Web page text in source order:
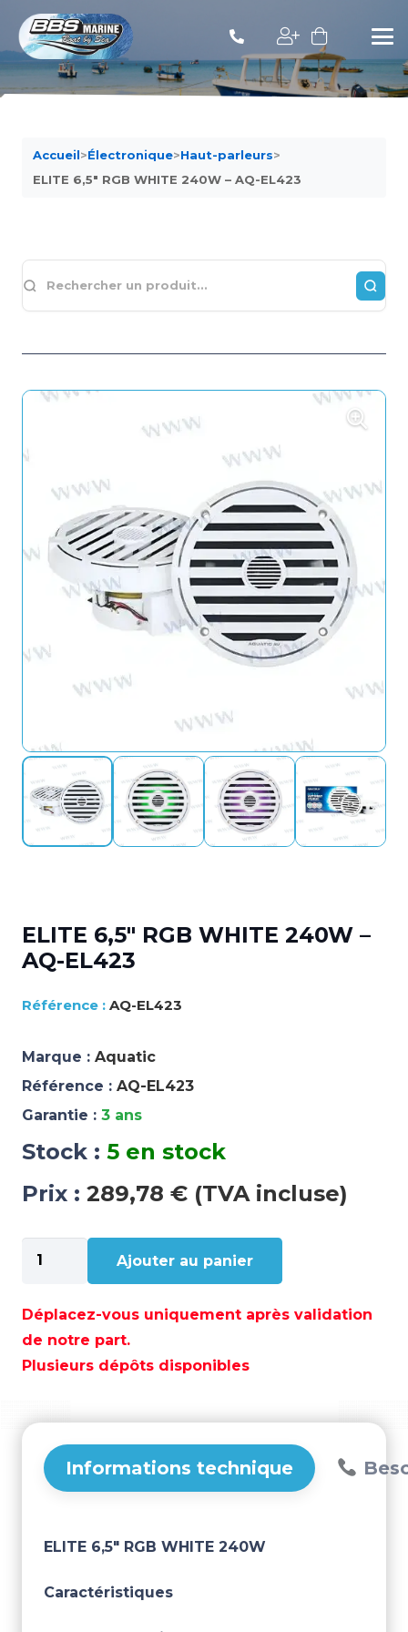
Accueil>Électronique>Haut-parleurs>
ELITE 6,5″ RGB WHITE 240W – AQ-EL423
ELITE 6,5″ RGB WHITE 240W –
AQ-EL423
AQ-EL423
Marque : Aquatic
Référence : AQ-EL423
Garantie : 3 ans
Stock : 5 en stock
Prix : 289,78 € (TVA incluse)
quantité
de
6,5"
RGB
WHITE
AQ-
EL423
Ajouter au panier
Déplacez-vous uniquement après validation
de notre part.
Plusieurs dépôts disponibles
Informations technique
ELITE 6,5" RGB WHITE 240W
Caractéristiques